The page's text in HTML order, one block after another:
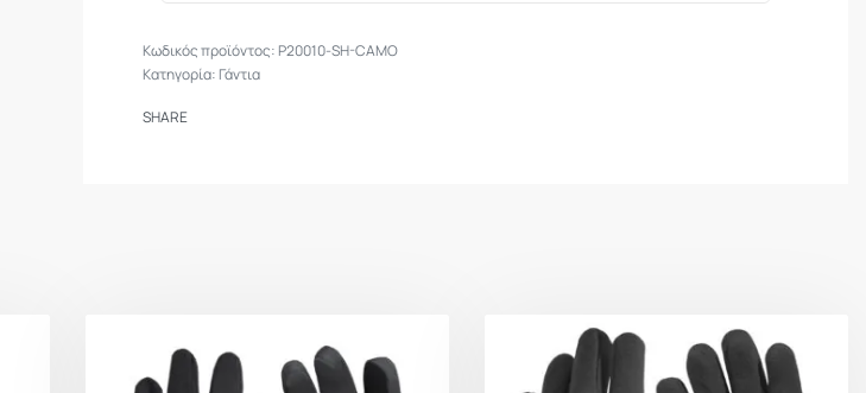
P20010-SH-CAMO
Κατηγορία: Γάντια
SHARE